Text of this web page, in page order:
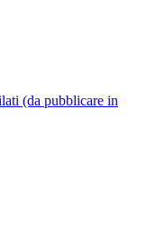
(da pubblicare in